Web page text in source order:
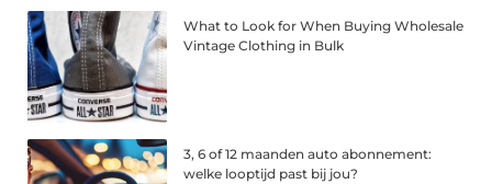
What to Look for When Buying Wholesale
Vintage Clothing in Bulk
3, 6 of 12 maanden auto abonnement:
welke looptijd past bij jou?